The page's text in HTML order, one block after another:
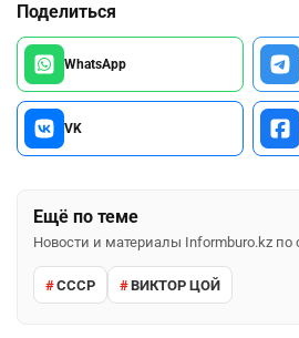
Поделиться
WhatsApp
VK
Ещё по теме
Новости и материалы Informburo.kz
СССР ВИКТОР ЦОЙ